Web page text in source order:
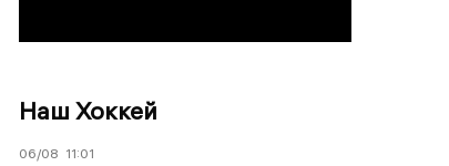
Наш Хоккей
06/08 11:01